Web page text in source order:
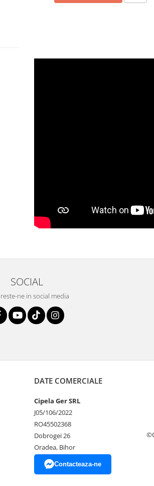
SOCIAL
ne in social media
DATE COMERCIALE
Cipela Ger SRL
J05/106/2022
RO45502368
Dobrogei 26
Oradea, Bihor
Contacteaza-ne